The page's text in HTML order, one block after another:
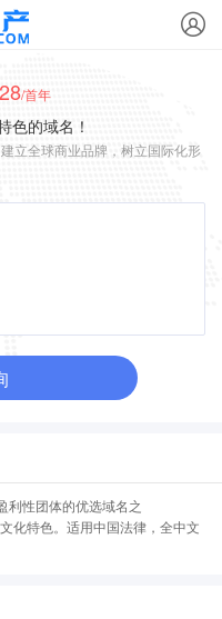
/首年
色的域名！
立全球商业品牌，树立国际化形
利性团体的优选域名之
化特色。适用中国法律，全中文